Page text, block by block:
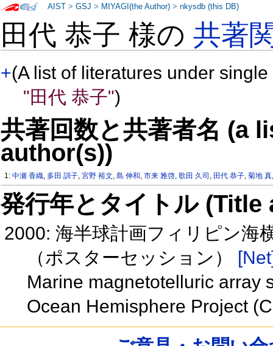
田代 恭子 様の共著
+(A list of literatures under
"田代 恭子")
共著回数と共著者名 (a
author(s))
1:中瀬 香織, 多田 訓子,宮野 裕文,島 伸和,市来 雅啓,歌田 久司 , 田代 恭子,菊地 真
発行年とタイトル
2000: 海半球計画フィリピン海
（ポスターセッション）
Marine magnetotelluric array
Ocean Hemisphere Project
AIST >GSJ > MIYAGI(the Author) >nkysdb (this DB)